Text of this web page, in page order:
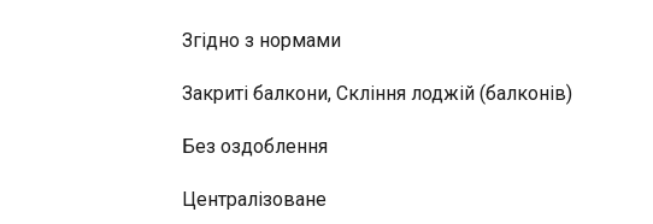
Згідно з нормами
Закриті балкони, Скління лоджій (балконів)
Без оздоблення
Централізоване